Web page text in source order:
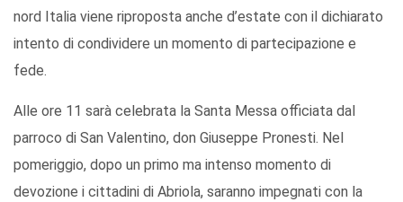
nord Italia viene riproposta anche d’estate con il dichiarato
intento di condividere un momento di partecipazione e
fede.
Alle ore 11 sarà celebrata la Santa Messa officiata dal
parroco di San Valentino, don Giuseppe Pronesti. Nel
pomeriggio, dopo un primo ma intenso momento di
devozione i cittadini di Abriola, saranno impegnati con la